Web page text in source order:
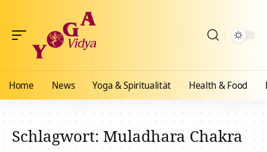
Home News Yoga & Spiritualität Health & Food
Schlagwort:Muladhara Chakra